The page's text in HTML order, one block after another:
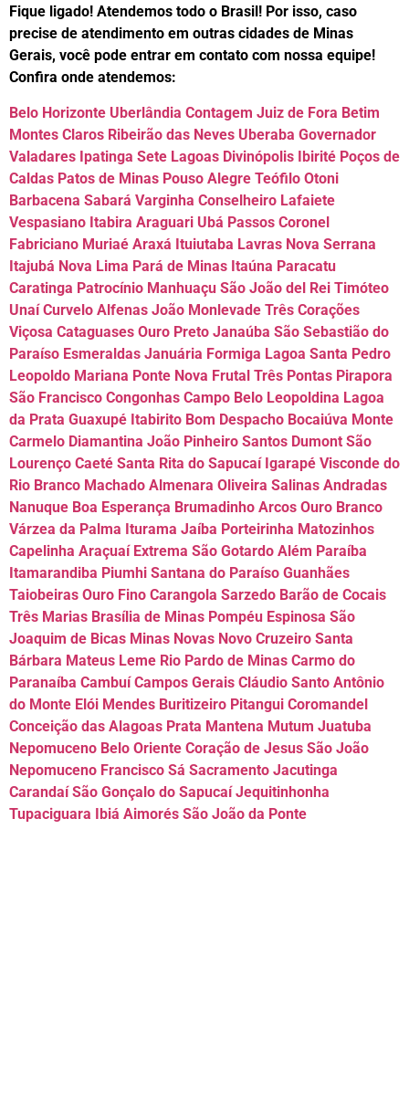
Fique ligado! Atendemos todo o Brasil! Por isso, caso
precise de atendimento em outras cidades de Minas
Gerais, você pode entrar em contato com nossa equipe!
Confira onde atendemos:
Belo Horizonte Uberlândia Contagem Juiz de Fora Betim
Montes Claros Ribeirão das Neves Uberaba Governador
Valadares Ipatinga Sete Lagoas Divinópolis Ibirité Poços de
Caldas Patos de Minas Pouso Alegre Teófilo Otoni
Barbacena Sabará Varginha Conselheiro Lafaiete
Vespasiano Itabira Araguari Ubá Passos Coronel
Fabriciano Muriaé Araxá Ituiutaba Lavras Nova Serrana
Itajubá Nova Lima Pará de Minas Itaúna Paracatu
Caratinga Patrocínio Manhuaçu São João del Rei Timóteo
Unaí Curvelo Alfenas João Monlevade Três Corações
Viçosa Cataguases Ouro Preto Janaúba São Sebastião do
Paraíso Esmeraldas Januária Formiga Lagoa Santa Pedro
Leopoldo Mariana Ponte Nova Frutal Três Pontas Pirapora
São Francisco Congonhas Campo Belo Leopoldina Lagoa
da Prata Guaxupé Itabirito Bom Despacho Bocaiúva Monte
Carmelo Diamantina João Pinheiro Santos Dumont São
Lourenço Caeté Santa Rita do Sapucaí Igarapé Visconde do
Rio Branco Machado Almenara Oliveira Salinas Andradas
Nanuque Boa Esperança Brumadinho Arcos Ouro Branco
Várzea da Palma Iturama Jaíba Porteirinha Matozinhos
Capelinha Araçuaí Extrema São Gotardo Além Paraíba
Itamarandiba Piumhi Santana do Paraíso Guanhães
Taiobeiras Ouro Fino Carangola Sarzedo Barão de Cocais
Três Marias Brasília de Minas Pompéu Espinosa São
Joaquim de Bicas Minas Novas Novo Cruzeiro Santa
Bárbara Mateus Leme Rio Pardo de Minas Carmo do
Paranaíba Cambuí Campos Gerais Cláudio Santo Antônio
do Monte Elói Mendes Buritizeiro Pitangui Coromandel
Conceição das Alagoas Prata Mantena Mutum Juatuba
Nepomuceno Belo Oriente Coração de Jesus São João
Nepomuceno Francisco Sá Sacramento Jacutinga
Carandaí São Gonçalo do Sapucaí Jequitinhonha
Tupaciguara Ibiá Aimorés São João da Ponte